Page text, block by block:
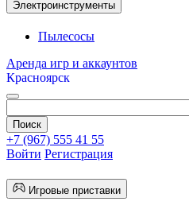
Электроинструменты
Пылесосы
Аренда игр и аккаунтов
Красноярск
+7 (967) 555 41 55
Войти Регистрация
Игровые приставки